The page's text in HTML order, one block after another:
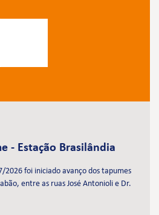
- Estação Brasilândia
2026 foi iniciado avanço dos tapumes
entre as ruas José Antonioli e Dr.